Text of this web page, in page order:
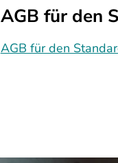
AGB für den
AGB für den